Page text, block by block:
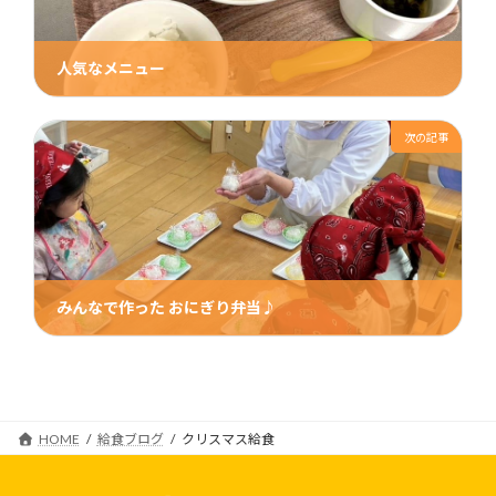
人気なメニュー
次の記事
みんなで作った おにぎり弁当♪
HOME 給食ブログ クリスマス給食